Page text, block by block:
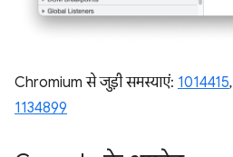
Chromium से जुड़ी समस्याएं: 1014415,
1134899